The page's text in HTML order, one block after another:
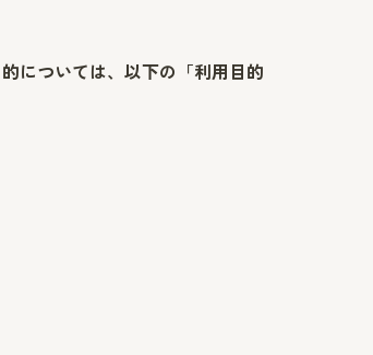
については、以下の「利用目的